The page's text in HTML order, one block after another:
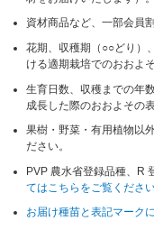
資材商品など、一部会員
花期、収穫期（○○どり）
ける適期栽培でのおおよ
生育日数、収穫までの年
成長した際のおおよその
果樹・野菜・有用植物以
ださい。
PVP 農水省登録品種、R
てはこちらをご覧ください
お届け種苗と表記マーク